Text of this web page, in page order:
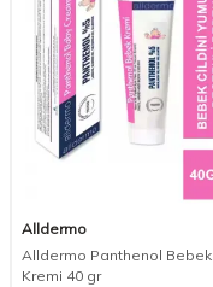
Alldermo
Alldermo Panthenol Bebek
Kremi 40 gr